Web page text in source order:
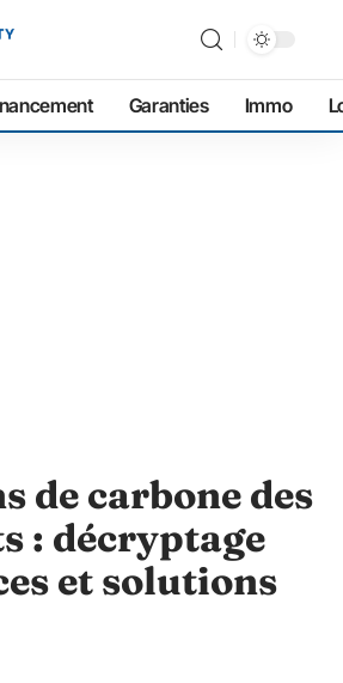
Garanties Immo
de carbone des
: décryptage
et solutions